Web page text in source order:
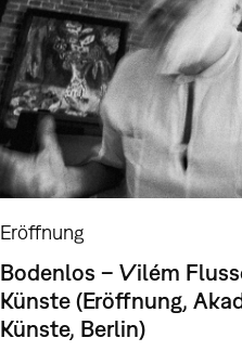
Eröffnung
Bodenlos – Vilém
Künste (Eröffnung,
Künste, Berlin)